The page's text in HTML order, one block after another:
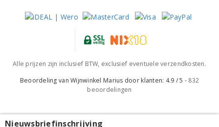
Alle prijzen zijn inclusief BTW, exclusief eventuele verzendkosten.
Beoordeling vanWijnwinkel Marius door klanten: 4.9 /5 - 832
beoordelingen
Nieuwsbriefinschrijving